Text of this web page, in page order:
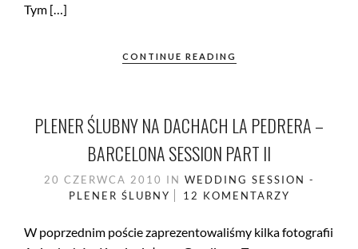
Tym […]
CONTINUE READING
PLENER ŚLUBNY NA DACHACH LA PEDRERA –
BARCELONA SESSION PART II
20 CZERWCA 2010 IN WEDDING SESSION -
PLENER ŚLUBNY
12 KOMENTARZY
W poprzednim poście zaprezentowaliśmy kilka fotografii